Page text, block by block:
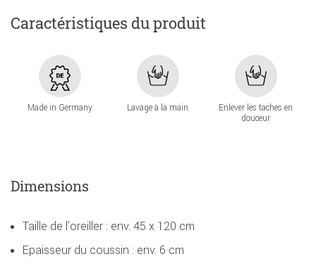
Caractéristiques du produit
Made in Germany Lavage à la main
Enlever les taches en
douceur
Dimensions
Taille de l'oreiller : env. 45 x 120 cm
Epaisseur du coussin : env. 6 cm